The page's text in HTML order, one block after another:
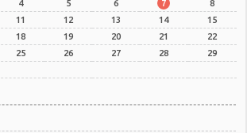
4 5 6 7
8
11 12 13 14
15
18 19 20 21
22
25 26 27 28
29